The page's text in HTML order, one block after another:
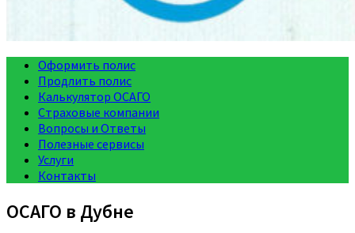
Оформить полис
Продлить полис
Калькулятор ОСАГО
Страховые компании
Вопросы и Ответы
Полезные сервисы
Услуги
Контакты
ОСАГО в Дубне